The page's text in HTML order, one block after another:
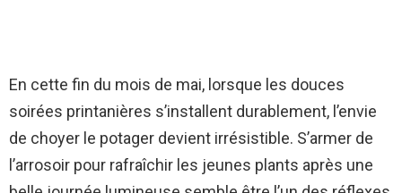
En cette fin du mois de mai, lorsque les douces
soirées printanières s’installent durablement, l’envie
de choyer le potager devient irrésistible. S’armer de
l’arrosoir pour rafraîchir les jeunes plants après une